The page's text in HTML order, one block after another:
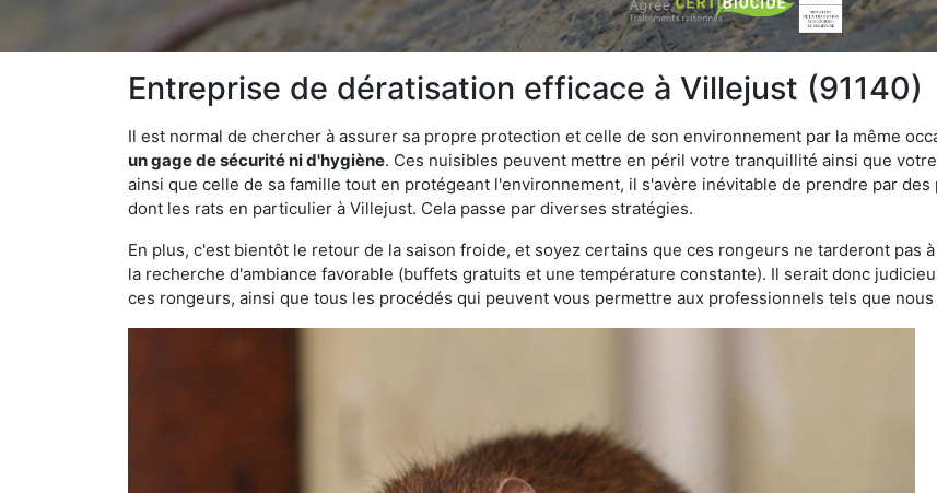
Entreprise de dératisation efficace à Villejust (91140)
Il est normal de chercher à assurer sa propre protection et celle de son environnement par la même
un gage de sécurité ni d'hygiène. Ces nuisibles peuvent mettre en péril votre tranquillité ainsi que
ainsi que celle de sa famille tout en protégeant l'environnement, il s'avère inévitable de prendre par
dont les rats en particulier à Villejust. Cela passe par diverses stratégies.
En plus, c'est bientôt le retour de la saison froide, et soyez certains que ces rongeurs ne tarderont pas
la recherche d'ambiance favorable (buffets gratuits et une température constante). Il serait donc
ces rongeurs, ainsi que tous les procédés qui peuvent vous permettre aux professionnels tels que